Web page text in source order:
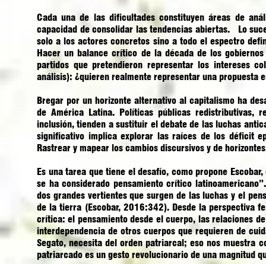
Cada una de las dificultades constituyen áreas de
capacidad de consolidar las tendencias abiertas. Lo
solo a los actores concretos sino a todo el espectro
Hacer un balance crítico de la década de los
partidos que pretendieron representar los intereses
análisis): ¿quieren realmente representar una propuesta
Bregar por un horizonte alternativo al capitalismo ha
de América Latina. Políticas públicas redistributivas,
inclusión, tienden a sustituir el debate de las luchas
significativo implica explorar las raíces de los déficit
Rastrear y mapear los cambios discursivos y de
Es una tarea que tiene el desafío, como propone
se ha considerado pensamiento crítico
dos grandes vertientes que surgen de las luchas y el
de la tierra (Escobar, 2016:342). Desde la perspectiva
crítica: el pensamiento desde el cuerpo, las relaciones
interdependencia de otros cuerpos que requieren de
Segato, necesita del orden patriarcal; eso nos muestra
patriarcado es un gesto revolucionario de una magnitud